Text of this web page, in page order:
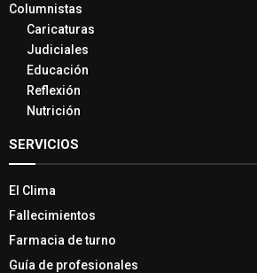
Columnistas
Caricaturas
Judiciales
Educación
Reflexión
Nutrición
SERVICIOS
El Clima
Fallecimientos
Farmacia de turno
Guía de profesionales